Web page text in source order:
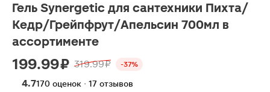
Гель Synergetic для сантехники Пихта/
Кедр/Грейпфрут/Апельсин 700мл в
ассортименте
199.99 ₽ 319.99 ₽ -37%
4.7170 оценок · 17 отзывов